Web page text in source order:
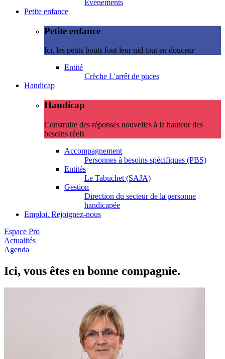
Evénements
Petite enfance
Petite enfance
Ici, les petits bouts font leur nid tout en douceur
Entité
Crèche L'arrêt de puces
Handicap
Handicap
Construire des réponses nouvelles à la hauteur des
besoins réels
Accompagnement
Personnes à besoins spécifiques (PBS)
Entités
Le Tabuchet (SAJA)
Gestion
Direction du secteur de la personne
handicapée
Emploi. Rejoignez-nous
Espace Pro
Actualités
Agenda
Ici, vous êtes en bonne compagnie.